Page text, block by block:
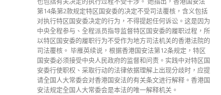
第14条第2款规定特区国安委的决定不受司法覆核，含义包括
对执行特区国安委决定的行为，不得提起任何诉讼。这是因为
中央全程参与、全程派员指导监督特区国安委的履职过程，所
以特区国安委的履职行为不受作为地方司法机关的香港法院的
司法覆核。 毕雁英续说，根据香港国安法第12条规定，特区
国安委必须接受中央人民政府的监督和问责。实践中对特区国
安委行使职权、采取行动的法律依据理解上出现分歧时，应提
请全国人大常委会对香港国安法的有关条文进行解释。香港国
安法规定全国人大常委会是本法的唯一解释机关。